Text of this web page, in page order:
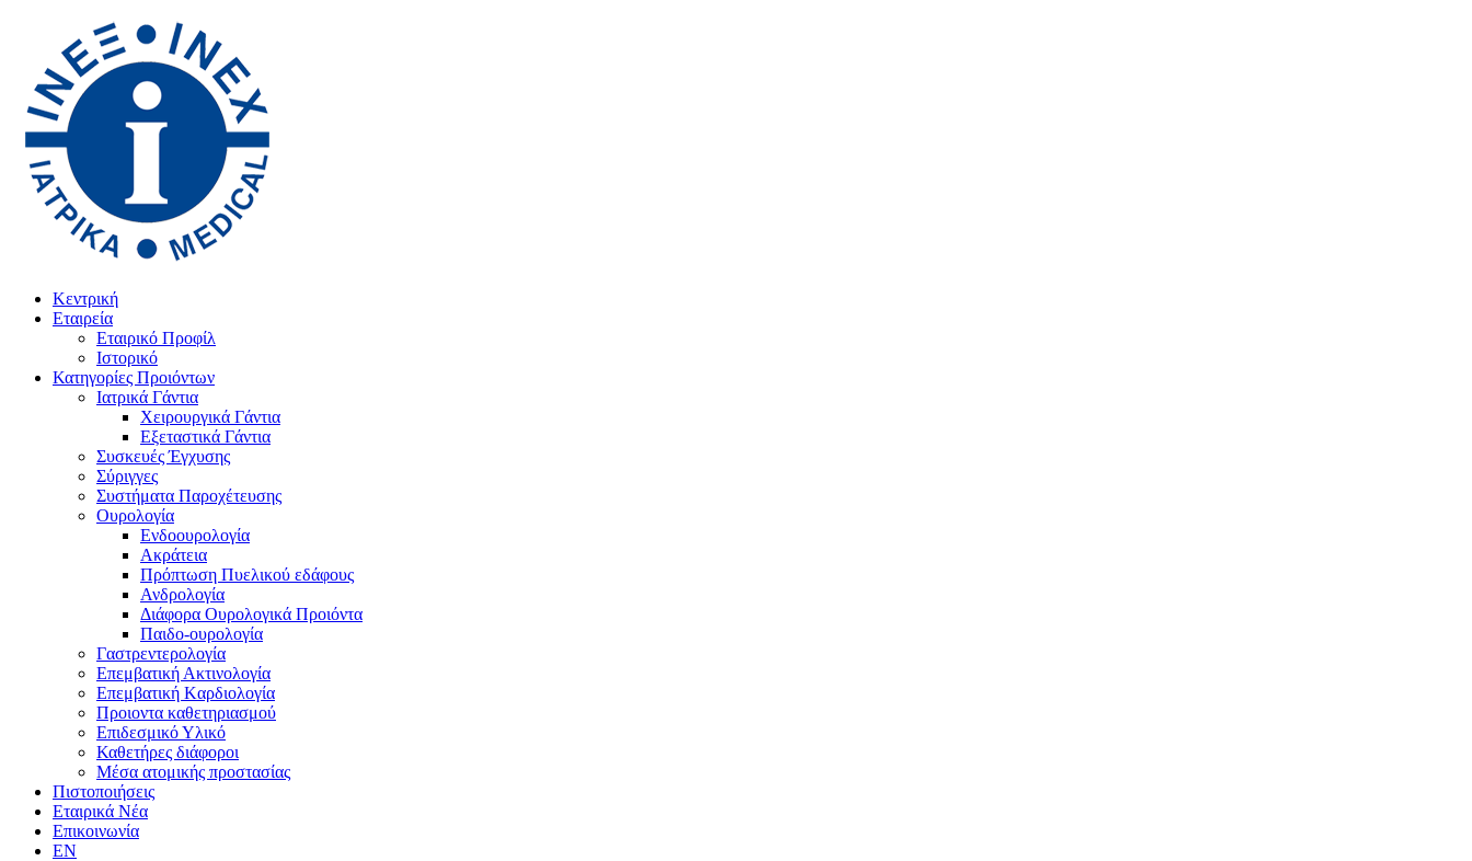
Κεντρική
Εταιρεία
Εταιρικό Προφίλ
Ιστορικό
Κατηγορίες Προιόντων
Ιατρικά Γάντια
Χειρουργικά Γάντια
Εξεταστικά Γάντια
Συσκευές Έγχυσης
Σύριγγες
Συστήματα Παροχέτευσης
Ουρολογία
Ενδοουρολογία
Ακράτεια
Πρόπτωση Πυελικού εδάφους
Ανδρολογία
Διάφορα Ουρολογικά Προιόντα
Παιδο-ουρολογία
Γαστρεντερολογία
Επεμβατική Ακτινολογία
Επεμβατική Kαρδιολογία
Προιοντα καθετηριασμού
Επιδεσμικό Υλικό
Καθετήρες διάφοροι
Μέσα ατομικής προστασίας
Πιστοποιήσεις
Εταιρικά Νέα
Επικοινωνία
EN